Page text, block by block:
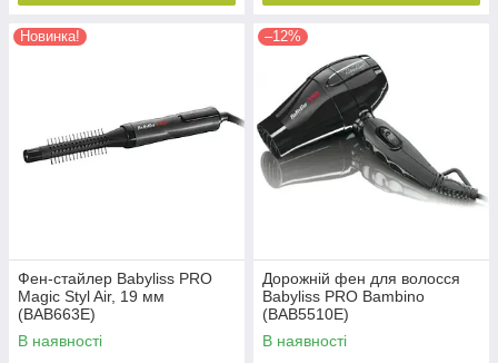
Новинка!
Фен-стайлер Babyliss PRO
Magic Styl Air, 19 мм
(BAB663E)
В наявності
–12%
Дорожній фен для волосся
Babyliss PRO Bambino
(BAB5510E)
В наявності